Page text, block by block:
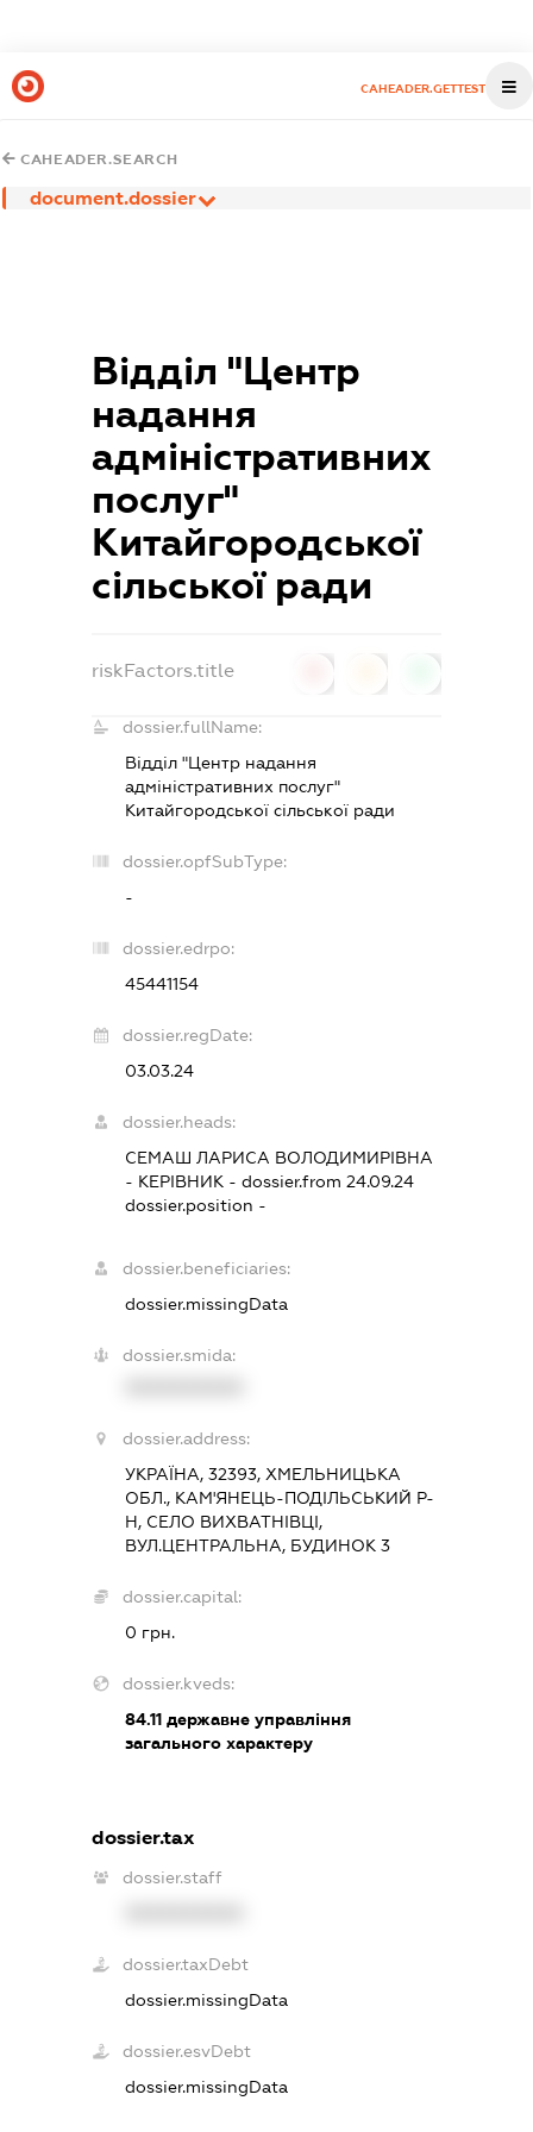
CAHEADER.GETTEST
CAHEADER.SEARCH
document.dossier
Відділ "Центр
надання
адміністративних
послуг"
Китайгородської
сільської ради
riskFactors.title
dossier.fullName:
Відділ "Центр надання
адміністративних послуг"
Китайгородської сільської ради
dossier.opfSubType:
-
dossier.edrpo:
45441154
dossier.regDate:
03.03.24
dossier.heads:
СЕМАШ ЛАРИСА ВОЛОДИМИРІВНА
- КЕРІВНИК - dossier.from 24.09.24
dossier.position -
dossier.beneficiaries:
dossier.missingData
dossier.smida:
dossier.address:
УКРАЇНА, 32393, ХМЕЛЬНИЦЬКА
ОБЛ., КАМ'ЯНЕЦЬ-ПОДІЛЬСЬКИЙ Р-
Н, СЕЛО ВИХВАТНІВЦІ,
ВУЛ.ЦЕНТРАЛЬНА, БУДИНОК 3
dossier.capital:
0 грн.
dossier.kveds:
84.11 державне управління
загального характеру
dossier.tax
dossier.staff
dossier.taxDebt
dossier.missingData
dossier.esvDebt
dossier.missingData